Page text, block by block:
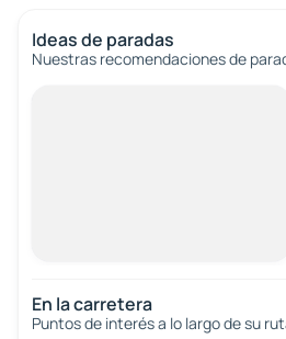
Ideas de paradas
Nuestras recomendaciones de
En la carretera
Puntos de interés a lo largo de su